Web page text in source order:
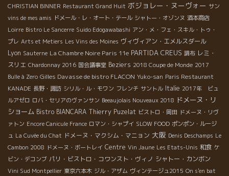
CHRISTIAN BINNER Restaurant Grand Huit ボジョレー・ヌーヴォー サン
vins de mes amis ドメール・レ・オート・テール シャトー・オゾンヌ 酒本商店
Loirre Bistro Le Sancerre Suido Edogawabashi アン・メ・フェ・スキル・トゥ・
プレ Arts et Metiers Les Vins des Moines ヴィヴィアン・エメルスダール
Lyon Sauterne La Chambre Noire Paris 11e PARTIDA CREUS 調布 レミ・
スリエ Chardonnay 2016 国会議事堂 Beziers 2018 Coupe de Monde 2017
Bulle à Zero Gilles Davasse de bistro FLACON Yuko-san Paris Restaurant
KANADE 長野・諏訪 シリル・ル・モワン フレンチ サントル Italie 2017年 ビュ
ルアゼロ ロバ・セリアのヴァンサン Beeaujolais Nouveaux 2018 ドメーヌ・リ
ショーム Bistro BIANCARA Thierry Puzelat ビストロ・岡田 ドメーヌ・リヴ
ァトン Encore Canicule France ロマン・シャプイ SLOW FOOD ポンポン・ルージ
ュ La Cuvée du Chat ドメーヌ・マクシム・マニョン 大阪 Denis Deschamps Le
Cambon 2008 ドメーヌ・ボートレイ Centre Vin Jaune Les Etats-Unis 和食 ケ
ビン・デコンブ パリ・ビストロ・コワンスト・ヴィノ シャトー・カンボン
Vini Sud Montpellier 東京六本木 ジル・アザム ヴィンテージュ2015 On s'en bat